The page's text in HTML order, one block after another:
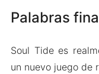
Palabras
Soul Tide es
un nuevo juego de